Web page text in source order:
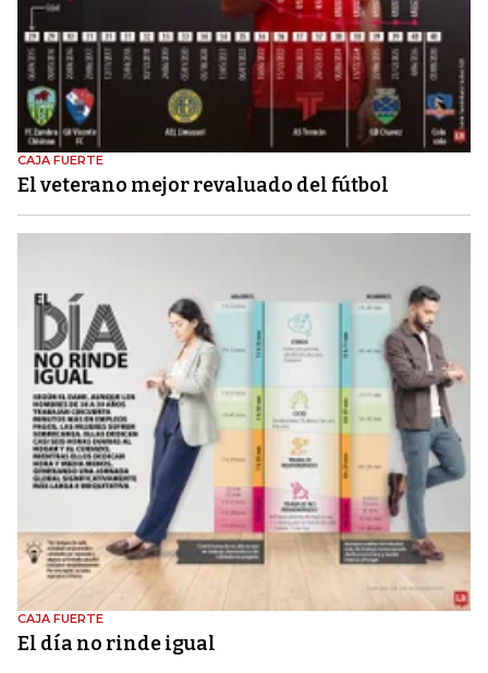
CAJA FUERTE
El veterano mejor revaluado del fútbol
CAJA FUERTE
El día no rinde igual